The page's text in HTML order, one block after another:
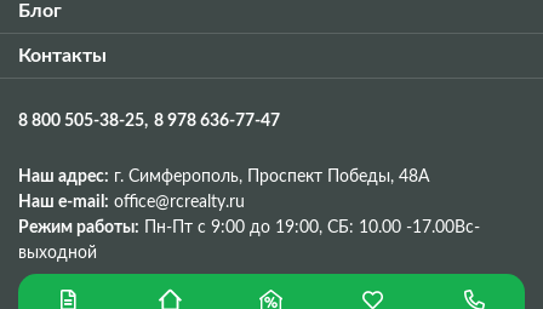
Блог
Контакты
8 800 505-38-25 8 978 636-77-47
Наш адрес: г. Симферополь, Проспект Победы, 48A
Наш e-mail: office@rcrealty.ru
Режим работы:
Пн-Пт с 9:00 до 19:00, СБ: 10.00 -17.00Вс-
выходной